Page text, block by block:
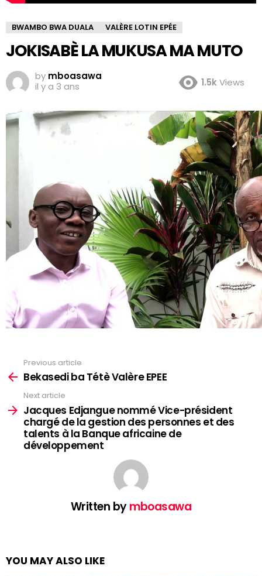
BWAMBO BWA DUALA VALÈRE LOTIN EPÉE
JOKISABÈ LA MUKUSA MA MUTO
by mboasawa
il y a 3 ans
1.5kViews
more
Previous article
Bekasedi ba Tétè Valère EPEE
Next article
Jacques Edjangue nommé Vice-président
chargé de la gestion des personnes et des
talents à la Banque africaine de
développement
Written bymboasawa
YOU MAY ALSO LIKE